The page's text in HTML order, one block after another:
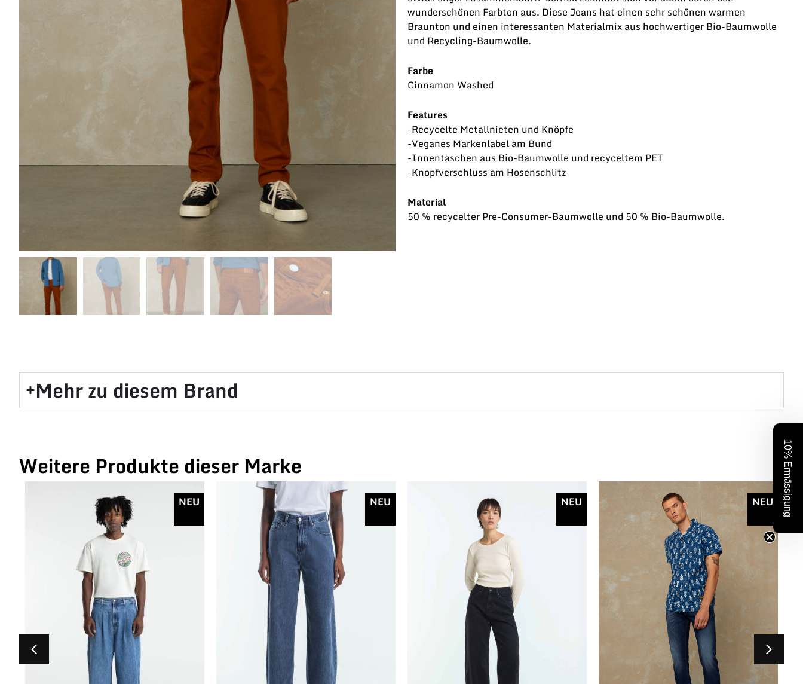
wunderschönen Farbton aus. Diese Jeans hat einen sehr schönen warmen
Braunton und einen interessanten Materialmix aus hochwertiger Bio-Baumwolle
und Recycling-Baumwolle.
Farbe
Cinnamon Washed
Features
-Recycelte Metallnieten und Knöpfe
-Veganes Markenlabel am Bund
-Innentaschen aus Bio-Baumwolle und recyceltem PET
-Knopfverschluss am Hosenschlitz
Material
50 % recycelter Pre-Consumer-Baumwolle und 50 % Bio-Baumwolle.
Mehr zu diesem Brand​
Weitere Produkte dieser Marke
NEU NEU NEU NEU 10% Ermässigung